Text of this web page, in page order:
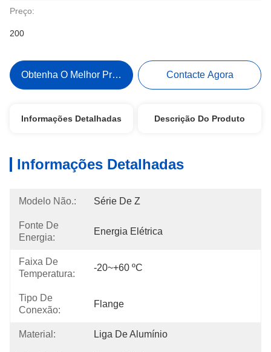
Preço:
200
Obtenha O Melhor Preço Contacte Agora
Informações Detalhadas Descrição Do Produto
Informações Detalhadas
Modelo Não.: Série De Z
Fonte De
Energia:
Energia Elétrica
Faixa De
Temperatura:
-20~+60 ºC
Tipo De
Conexão:
Flange
Material: Liga De Alumínio